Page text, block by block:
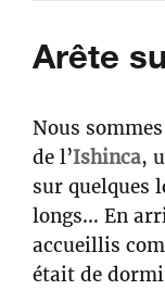
Arête
Nous
de l’Ishinca,
sur quelques
longs… En
accueillis
était de